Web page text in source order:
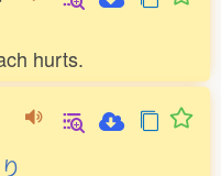
hurts.